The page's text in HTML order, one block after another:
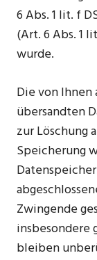
6 Abs. 1 lit. f
(Art. 6 Abs. 1
wurde.
Die von Ihnen
übersandten
zur Löschung
Speicherung
Zwingende
insbesondere
bleiben